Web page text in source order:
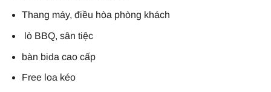
Thang máy, điều hòa phòng khách
lò BBQ, sân tiệc
bàn bida cao cấp
Free loa kéo